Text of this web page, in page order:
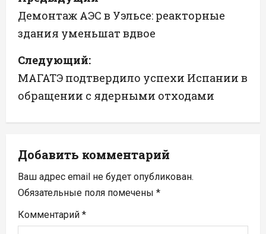
а
в
и
г
а
и
я
п
Демонтаж АЭС в Уэльсе: реакторные
здания уменьшат вдвое
Следующий:
МАГАТЭ подтвердило успехи Испании в
обращении с ядерными отходами
Добавить комментарий
Ваш адрес email не будет опубликован.
Обязательные поля помечены *
Комментарий *